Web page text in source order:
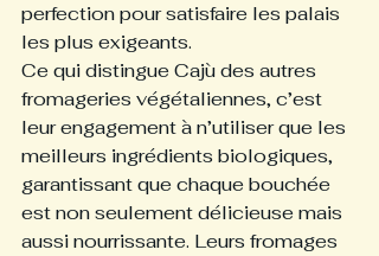
perfection pour satisfaire les palais
les plus exigeants.
Ce qui distingue Cajù des autres
fromageries végétaliennes, c’est
leur engagement à n’utiliser que les
meilleurs ingrédients biologiques,
garantissant que chaque bouchée
est non seulement délicieuse mais
aussi nourrissante. Leurs fromages